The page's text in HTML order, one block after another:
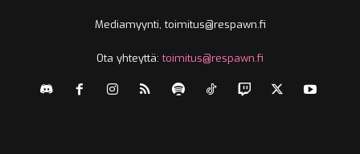
Mediamyynti, toimitus@respawn.fi
Ota yhteyttä:toimitus@respawn.fi